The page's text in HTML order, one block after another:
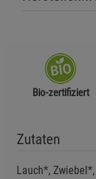
Bio-zertifiziert
Zutaten
Lauch*,
Beschreibung
Beschreibung